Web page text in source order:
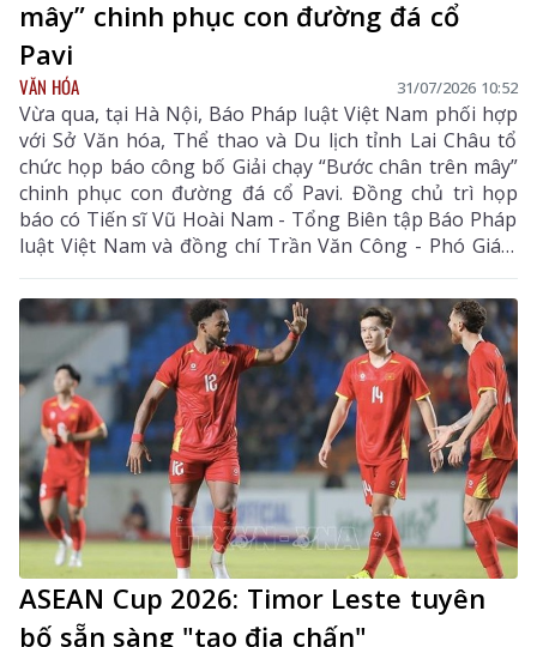
mây” chinh phục con đường đá cổ
Pavi
VĂN HÓA 31/07/2026 10:52
Vừa qua, tại Hà Nội, Báo Pháp luật Việt Nam phối hợp
với Sở Văn hóa, Thể thao và Du lịch tỉnh Lai Châu tổ
chức họp báo công bố Giải chạy “Bước chân trên mây”
chinh phục con đường đá cổ Pavi. Đồng chủ trì họp
báo có Tiến sĩ Vũ Hoài Nam - Tổng Biên tập Báo Pháp
luật Việt Nam và đồng chí Trần Văn Công - Phó Giám
đốc Sở Văn hóa, Thể thao và Du lịch tỉnh Lai Châu.
ASEAN Cup 2026: Timor Leste tuyên
bố sẵn sàng "tạo địa chấn"